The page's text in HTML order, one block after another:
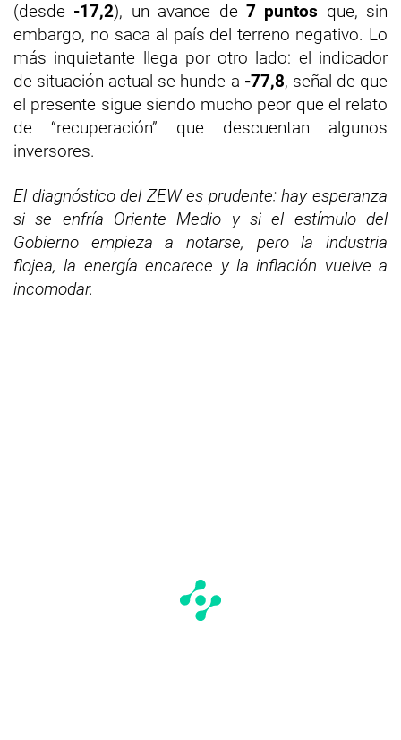
(desde -17,2), un avance de 7 puntos que, sin
embargo, no saca al país del terreno negativo. Lo
más inquietante llega por otro lado: el indicador
de situación actual se hunde a -77,8, señal de que
el presente sigue siendo mucho peor que el relato
de “recuperación” que descuentan algunos
inversores.
El diagnóstico del ZEW es prudente: hay esperanza
si se enfría Oriente Medio y si el estímulo del
Gobierno empieza a notarse, pero la industria
flojea, la energía encarece y la inflación vuelve a
incomodar.